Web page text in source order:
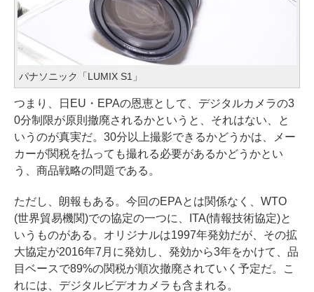
パナソニック「LUMIX S1」
つまり、日EU・EPAの恩恵として、デジタルカメラの3
0分制限が原則撤廃されるかというと、それはない、と
いうのが真実だ。30分以上撮影できるかどうかは、メー
カーが関税を払っても撮れる必要があるかどうかとい
う、商品戦略の問題である。
ただし、朗報もある。今回のEPAとは関係なく、WTO
(世界貿易機関)での協定の一つに、ITA(情報技術協定)と
いうものがある。オリジナルは1997年発効だが、その拡
大協定が2016年7月に発効し、発効から3年をかけて、品
目ベースで89%の関税が順次撤廃されていく予定だ。こ
れには、デジタルビデオカメラも含まれる。